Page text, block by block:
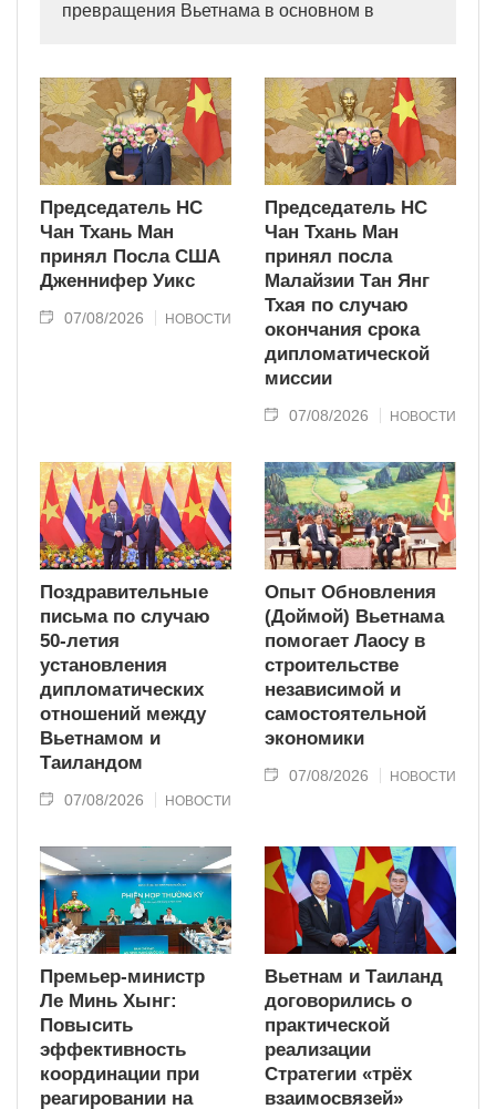
превращения Вьетнама в основном в
Председатель НС
Чан Тхань Ман
принял Посла США
Дженнифер Уикс
07/08/2026 НОВОСТИ
Председатель НС
Чан Тхань Ман
принял посла
Малайзии Тан Янг
Тхая по случаю
окончания срока
дипломатической
миссии
07/08/2026 НОВОСТИ
Поздравительные
письма по случаю
50-летия
установления
дипломатических
отношений между
Вьетнамом и
Таиландом
07/08/2026 НОВОСТИ
Опыт Обновления
(Доймой) Вьетнама
помогает Лаосу в
строительстве
независимой и
самостоятельной
экономики
07/08/2026 НОВОСТИ
Премьер-министр
Ле Минь Хынг:
Повысить
эффективность
координации при
реагировании на
Вьетнам и Таиланд
договорились о
практической
реализации
Стратегии «трёх
взаимосвязей»